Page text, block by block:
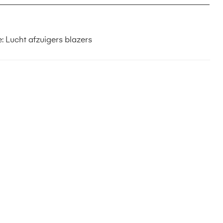
Lucht afzuigers blazers